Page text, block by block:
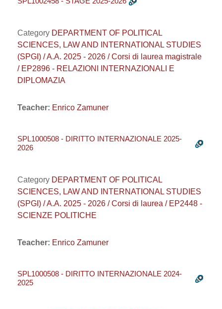
Category DEPARTMENT OF POLITICAL
SCIENCES, LAW AND INTERNATIONAL STUDIES
(SPGI) / A.A. 2025 - 2026 / Corsi di laurea magistrale
/ EP2896 - RELAZIONI INTERNAZIONALI E
DIPLOMAZIA
Teacher: Enrico Zamuner
SPL1000508 - DIRITTO INTERNAZIONALE 2025-
2026
Category DEPARTMENT OF POLITICAL
SCIENCES, LAW AND INTERNATIONAL STUDIES
(SPGI) / A.A. 2025 - 2026 / Corsi di laurea / EP2448 -
SCIENZE POLITICHE
Teacher: Enrico Zamuner
SPL1000508 - DIRITTO INTERNAZIONALE 2024-
2025